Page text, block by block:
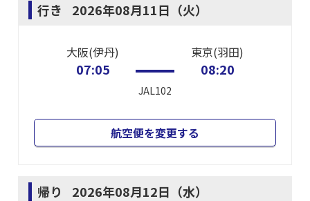
行き 2026年08月11日（火）
大阪(伊丹)
07:05
JAL102
東京(羽田)
08:20
航空便を変更する
帰り 2026年08月12日（水）